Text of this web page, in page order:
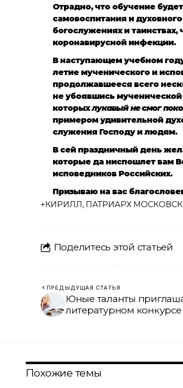
Отрадно, что обучение
самовоспитания и
богослужениях и
коронавирусной инфекции.
В наступающем учебном
летие мученического и
продолжавшееся всего
не убоявшись мученической
которыхлукавый не смог
примером удивительной
служения Господу и людям.
В сей праздничный день
которые да ниспошлет вам
исповедников Российских.
Призываю на вас
+КИРИЛЛ, ПАТРИАРХ
Поделитесь этой статьей
ПРЕДЫДУЩАЯ СТАТЬЯ
Юные таланты
литературном
Похожие темы